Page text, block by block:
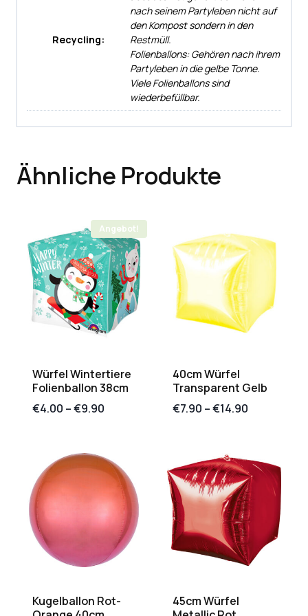
Recycling:
nach seinem Partyleben nicht auf
den Kompost sondern in den
Restmüll.
Folienballons: Gehören nach ihrem
Partyleben in die gelbe Tonne.
Viele Folienballons sind
wiederbefüllbar.
Ähnliche Produkte
Angebot!
Würfel Wintertiere
Folienballon 38cm
€4.00 –€9.90
40cm Würfel
Transparent Gelb
€7.90 –€14.90
Kugelballon Rot-
45cm Würfel